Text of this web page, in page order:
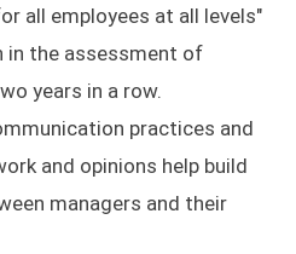
all employees at all levels"
in the assessment of
years in a row.
practices and
and opinions help build
managers and their